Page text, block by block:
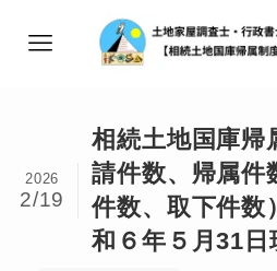
相続土地国庫帰
請件数、帰属件
件数、取下件
和６年５月31日
2026
2/19